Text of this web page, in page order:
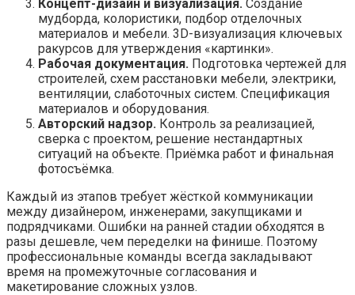
Концепт-дизайн и визуализация. Создание
мудборда, колористики, подбор отделочных
материалов и мебели. 3D-визуализация ключевых
ракурсов для утверждения «картинки».
Рабочая документация. Подготовка чертежей для
строителей, схем расстановки мебели, электрики,
вентиляции, слаботочных систем. Спецификация
материалов и оборудования.
Авторский надзор. Контроль за реализацией,
сверка с проектом, решение нестандартных
ситуаций на объекте. Приёмка работ и финальная
фотосъёмка.
Каждый из этапов требует жёсткой коммуникации
между дизайнером, инженерами, закупщиками и
подрядчиками. Ошибки на ранней стадии обходятся в
разы дешевле, чем переделки на финише. Поэтому
профессиональные команды всегда закладывают
время на промежуточные согласования и
макетирование сложных узлов.